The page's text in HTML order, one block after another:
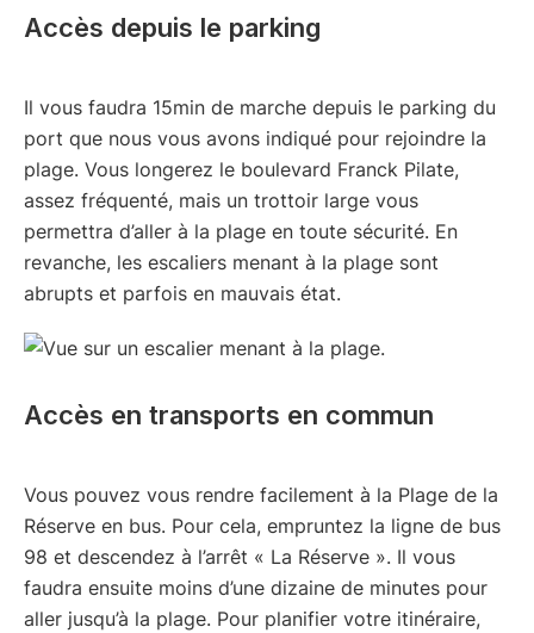
Accès depuis le parking
Il vous faudra 15min de marche depuis le parking du
port que nous vous avons indiqué pour rejoindre la
plage. Vous longerez le boulevard Franck Pilate,
assez fréquenté, mais un trottoir large vous
permettra d’aller à la plage en toute sécurité. En
revanche, les escaliers menant à la plage sont
abrupts et parfois en mauvais état.
Accès en transports en commun
Vous pouvez vous rendre facilement à la Plage de la
Réserve en bus. Pour cela, empruntez la ligne de bus
98 et descendez à l’arrêt « La Réserve ». Il vous
faudra ensuite moins d’une dizaine de minutes pour
aller jusqu’à la plage. Pour planifier votre itinéraire,